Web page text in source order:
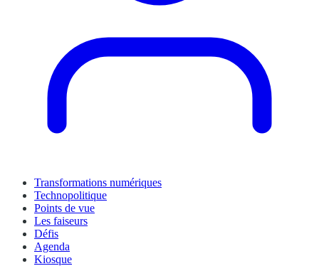
Transformations numériques
Technopolitique
Points de vue
Les faiseurs
Défis
Agenda
Kiosque